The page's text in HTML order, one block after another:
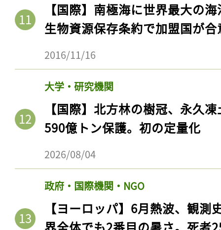
【国際】南極海に世界最大の
生物資源保存条約で加盟国が合
2016/11/16
大学・研究機関
【国際】北方林の樹冠、永久
590億トン保護。初の定量化
2026/08/04
政府・国際機関・NGO
【ヨーロッパ】6月熱波、観